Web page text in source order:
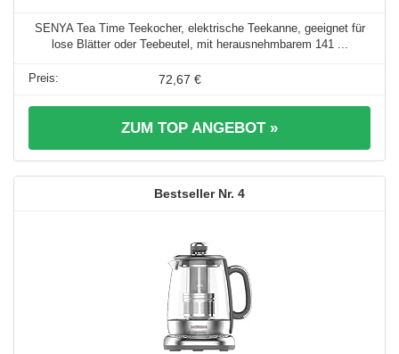
SENYA Tea Time Teekocher, elektrische Teekanne, geeignet für
lose Blätter oder Teebeutel, mit herausnehmbarem 141 ...
72,67 €
ZUM TOP ANGEBOT »
4